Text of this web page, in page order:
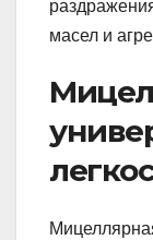
масел и